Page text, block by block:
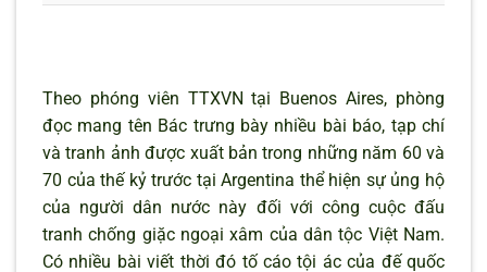
Theo phóng viên TTXVN tại Buenos Aires, phòng
đọc mang tên Bác trưng bày nhiều bài báo, tạp chí
và tranh ảnh được xuất bản trong những năm 60 và
70 của thế kỷ trước tại Argentina thể hiện sự ủng hộ
của người dân nước này đối với công cuộc đấu
tranh chống giặc ngoại xâm của dân tộc Việt Nam.
Có nhiều bài viết thời đó tố cáo tội ác của đế quốc